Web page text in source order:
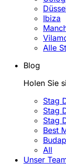
Ibiza
Alle
Blog
Holen Sie
Stag
Stag
Stag
Best
All
Unser